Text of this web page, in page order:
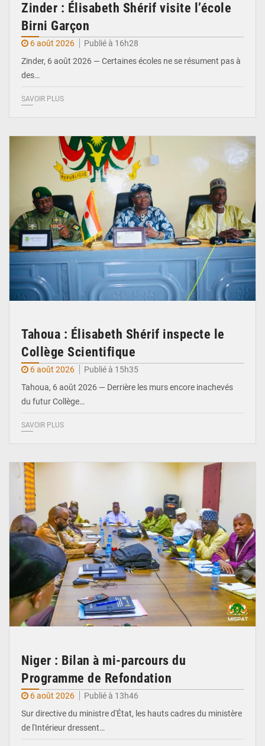
Zinder : Élisabeth Shérif visite l’école
Birni Garçon
6 août 2026
Publié à 16h28
Zinder, 6 août 2026 — Certaines écoles ne se résument pas à
des…
SAVOIR PLUS
Tahoua : Élisabeth Shérif inspecte le
Collège Scientifique
6 août 2026
Publié à 15h35
Tahoua, 6 août 2026 — Derrière les murs encore inachevés
du futur Collège…
SAVOIR PLUS
Niger : Bilan à mi-parcours du
Programme de Refondation
6 août 2026
Publié à 13h46
Sur directive du ministre d'État, les hauts cadres du ministère
de l'Intérieur dressent…